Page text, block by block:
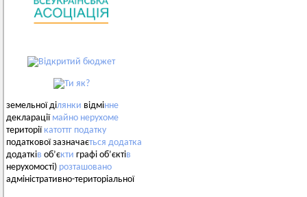
земельної ділянки відмінне
декларації майно нерухоме
території катоттг податку
податкової зазначається додатка
додатків об’єкти графі об’єктів
нерухомості) розташовано
адміністративно-територіальної